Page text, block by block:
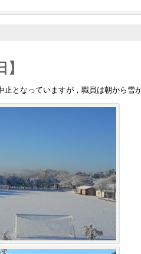
となっていますが，職員は朝から雪